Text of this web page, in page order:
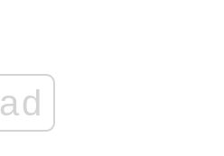
ad